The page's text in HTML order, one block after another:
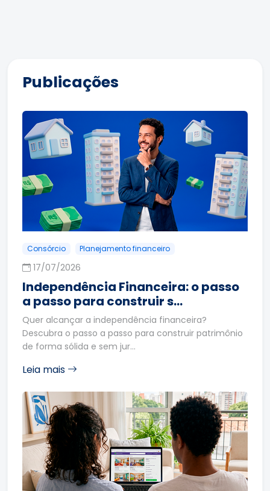
Publicações
Consórcio Planejamento financeiro
17/07/2026
Independência Financeira: o passo
a passo para construir s…
Quer alcançar a independência financeira?
Descubra o passo a passo para construir patrimônio
de forma sólida e sem jur…
Leia mais